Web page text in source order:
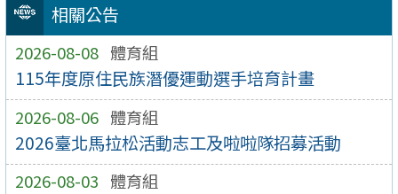
相關公告
2026-08-08 體育組
115年度原住民族潛優運動選手培育計畫
2026-08-06 體育組
2026臺北馬拉松活動志工及啦啦隊招募活動
2026-08-03 體育組